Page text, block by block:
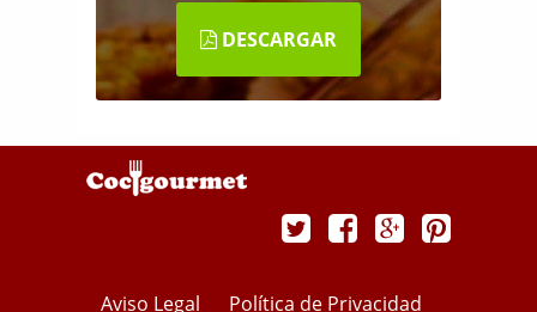
DESCARGAR
Aviso Legal Política de Privacidad